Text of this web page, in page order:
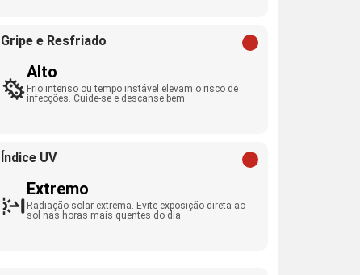
Gripe e Resfriado
Alto
Frio intenso ou tempo instável elevam o risco de
infecções. Cuide-se e descanse bem.
Índice UV
Extremo
Radiação solar extrema. Evite exposição direta ao
sol nas horas mais quentes do dia.